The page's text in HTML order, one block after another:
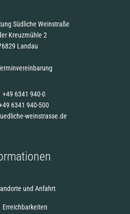
Südliche Weinstraße
Kreuzmühle 2
Landau
+49 6341 940-0
6341 940-500
weinstrasse.de
und Anfahrt
Erreichbarkeiten